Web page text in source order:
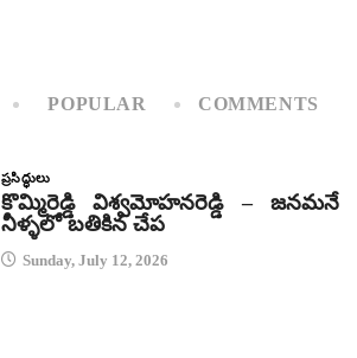
POPULAR COMMENTS
ప్రసిద్ధులు
కొమ్మిరెడ్డి విశ్వమోహనరెడ్డి – జనమనే
నీళ్ళలో బతికిన చేప
Sunday, July 12, 2026